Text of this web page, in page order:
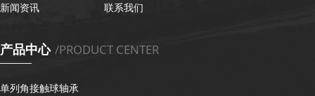
新闻资讯 联系我们
产品中心 /PRODUCT CENTER
单列角接触球轴承